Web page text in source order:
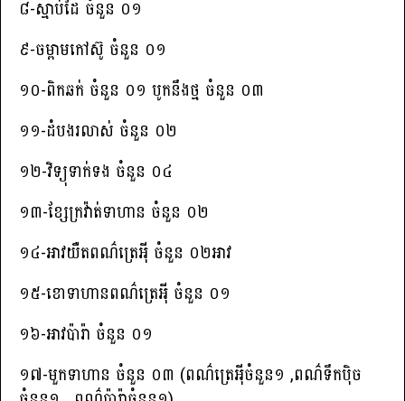
៨-ស្មាប់ដៃ ចំនួន ០១
៩-ចម្ពាមកៅស៊ូ ចំនួន ០១
១០-ពិកឆក់ ចំនួន ០១ បូកនឹងថ្ម ចំនួន ០៣
១១-ដំបងរលាស់ ចំនួន ០២
១២-វិទ្យុទាក់ទង ចំនួន ០៤
១៣-ខ្សែក្រវ៉ាត់ទាហាន ចំនួន ០២
១៤-អាវយឺតពណ៌ត្រេអ៉ី ចំនួន ០២អាវ
១៥-ខោទាហានពណ៌ត្រេអ៉ី ចំនួន ០១
១៦-អាវប៉ារ៉ា ចំនួន ០១
១៧-មួកទាហាន ចំនួន ០៣ (ពណ៌ត្រេអ៉ីចំនួន១ ,ពណ៌ទឹកប៉ិច